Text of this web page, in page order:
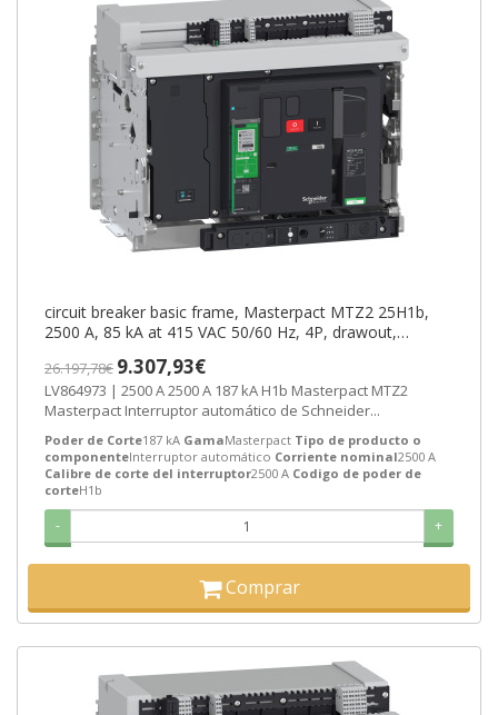
circuit breaker basic frame, Masterpact MTZ2 25H1b,
2500 A, 85 kA at 415 VAC 50/60 Hz, 4P, drawout,
26.197,78€ 9.307,93€
LV864973 | 2500 A 2500 A 187 kA H1b Masterpact MTZ2
Masterpact Interruptor automático de Schneider...
Poder de Corte187 kA GamaMasterpact Tipo de producto o
componenteInterruptor automático Corriente nominal2500 A
Calibre de corte del interruptor2500 A Codigo de poder de
corteH1b
- +
Comprar